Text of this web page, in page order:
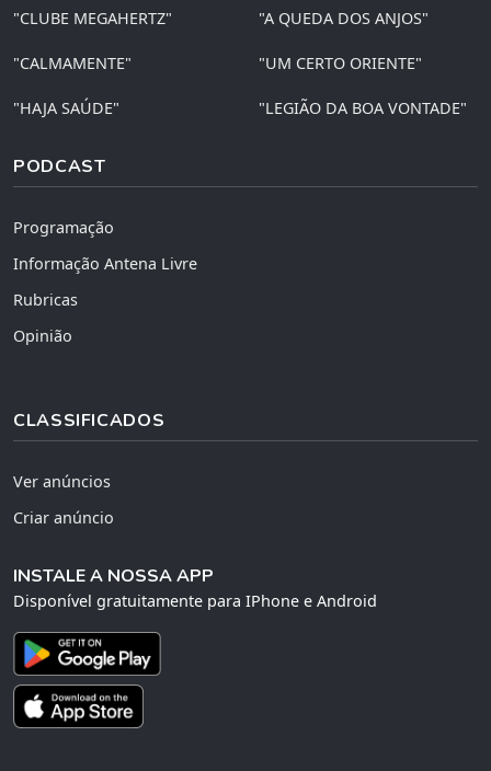
"CLUBE MEGAHERTZ" "A QUEDA DOS ANJOS"
"CALMAMENTE" "UM CERTO ORIENTE"
"HAJA SAÚDE" "LEGIÃO DA BOA VONTADE"
PODCAST
Programação
Informação Antena Livre
Rubricas
Opinião
CLASSIFICADOS
Ver anúncios
Criar anúncio
INSTALE A NOSSA APP
Disponível gratuitamente para IPhone e Android